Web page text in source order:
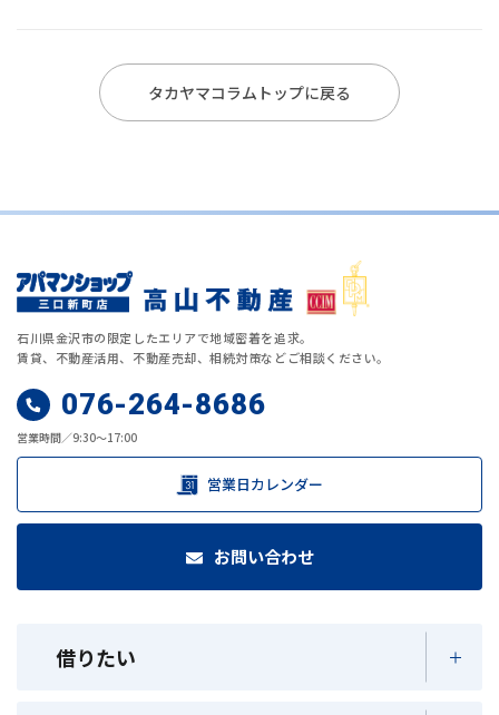
タカヤマコラムトップに戻る
石川県金沢市の限定したエリアで地域密着を追求。
賃貸、不動産活用、不動産売却、相続対策などご相談ください。
076-264-8686
営業時間／9:30～17:00
営業日カレンダー
お問い合わせ
借りたい